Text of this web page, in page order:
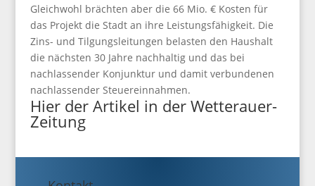
Gleichwohl brächten aber die 66 Mio. € Kosten für
das Projekt die Stadt an ihre Leistungsfähigkeit. Die
Zins- und Tilgungsleitungen belasten den Haushalt
die nächsten 30 Jahre nachhaltig und das bei
nachlassender Konjunktur und damit verbundenen
nachlassender Steuereinnahmen.
Hier der Artikel in der Wetterauer-
Zeitung